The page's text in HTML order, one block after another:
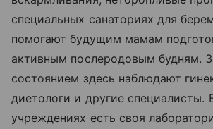
специальных санаториях для
помогают будущим мамам
активным послеродовым будням.
состоянием здесь наблюдают
диетологи и другие специалисты.
учреждениях есть своя